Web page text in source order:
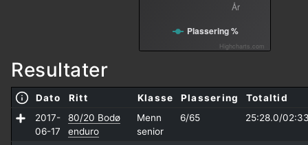
År
Plassering %
Highcharts.com
Resultater
Dato Ritt Klasse Plassering
Totaltid
2017-
06-17
80/20 Bodø
enduro
Menn
senior
6/65 25:28.0/